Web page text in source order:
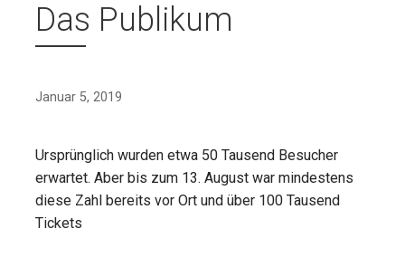
Das Publikum
Januar 5, 2019
Ursprünglich wurden etwa 50 Tausend Besucher
erwartet. Aber bis zum 13. August war mindestens
diese Zahl bereits vor Ort und über 100 Tausend
Tickets